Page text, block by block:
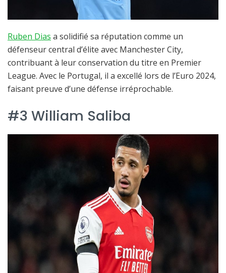
Ruben Dias a solidifié sa réputation comme un
défenseur central d’élite avec Manchester City,
contribuant à leur conservation du titre en Premier
League. Avec le Portugal, il a excellé lors de l’Euro 2024,
faisant preuve d’une défense irréprochable.
#3 William Saliba